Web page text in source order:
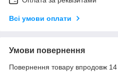
Всі умови оплати
Умови повернення
Повернення товару впродовж 14